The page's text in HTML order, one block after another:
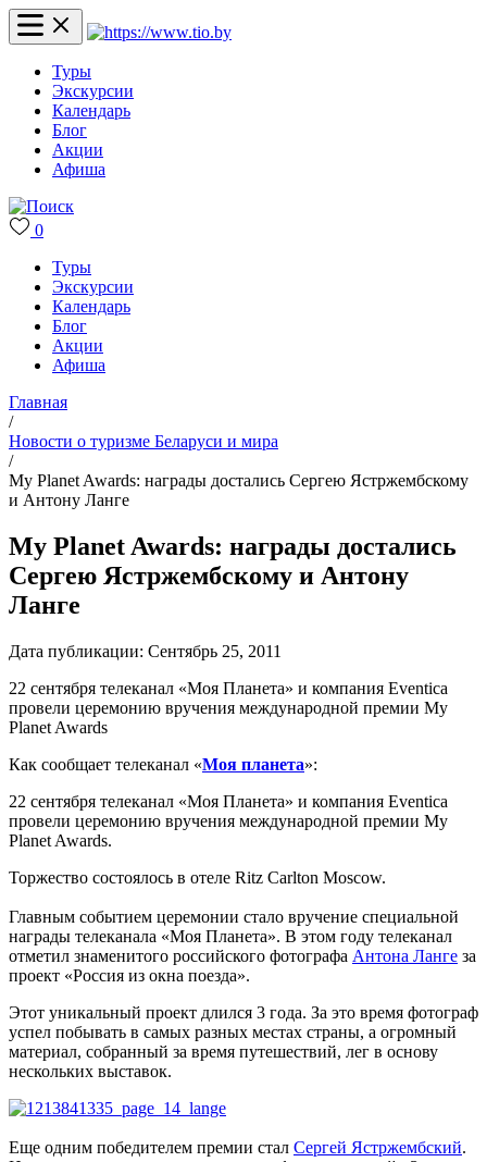
Туры
Экскурсии
Календарь
Блог
Акции
Афиша
0
Туры
Экскурсии
Календарь
Блог
Акции
Афиша
Главная
/
Новости о туризме Беларуси и мира
/
My Planet Awards: награды достались Сергею Ястржембскому
и Антону Ланге
My Planet Awards: награды достались
Сергею Ястржембскому и Антону
Ланге
Дата публикации: Сентябрь 25, 2011
22 сентября телеканал «Моя Планета» и компания Eventica
провели церемонию вручения международной премии My
Planet Awards
Как сообщает телеканал «Моя планета»:
22 сентября телеканал «Моя Планета» и компания Eventica
провели церемонию вручения международной премии My
Planet Awards.
Торжество состоялось в отеле Ritz Carlton Moscow.
Главным событием церемонии стало вручение специальной
награды телеканала «Моя Планета». В этом году телеканал
отметил знаменитого российского фотографа Антона Ланге за
проект «Россия из окна поезда».
Этот уникальный проект длился 3 года. За это время фотограф
успел побывать в самых разных местах страны, а огромный
материал, собранный за время путешествий, лег в основу
нескольких выставок.
Еще одним победителем премии стал Сергей Ястржембский.